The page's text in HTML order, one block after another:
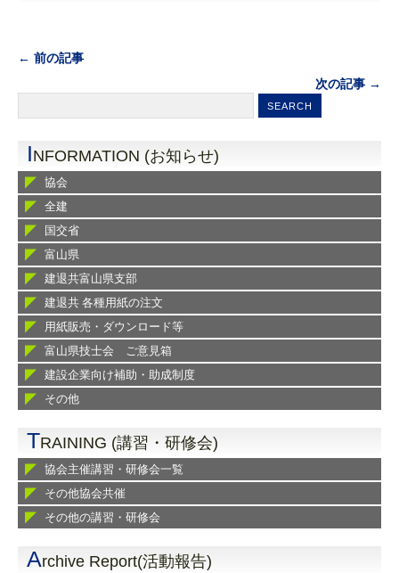
← 前の記事
次の記事 →
INFORMATION (お知らせ)
協会
全建
国交省
富山県
建退共富山県支部
建退共 各種用紙の注文
用紙販売・ダウンロード等
富山県技士会 ご意見箱
建設企業向け補助・助成制度
その他
TRAINING (講習・研修会)
協会主催講習・研修会一覧
その他協会共催
その他の講習・研修会
Archive Report(活動報告)